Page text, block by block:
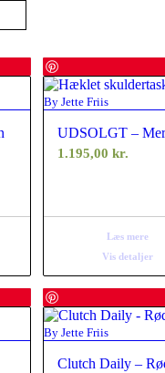
By Jette Friis
UDSOLGT –
1.195,00kr.
Læs mere
Vis detaljer
By Jette Friis
Clutch Daily –